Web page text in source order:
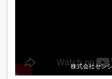
株式会社セン